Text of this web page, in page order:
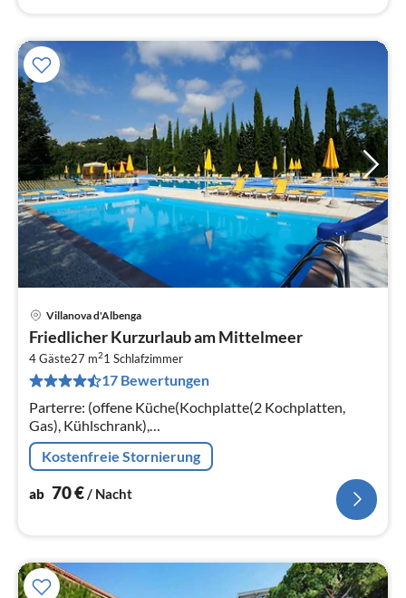
Villanova d'Albenga
Friedlicher Kurzurlaub am Mittelmeer
4 Gäste27 m21 Schlafzimmer
17 Bewertungen
Parterre: (offene Küche(Kochplatte(2 Kochplatten,
Gas), Kühlschrank),
Wohn/Esszimmer(Doppelschlafcouch, Esstisch),
Schlafzimmer(Einzelbett, Einzelbett)
Kostenfreie Stornierung
ab 70€/ Nacht